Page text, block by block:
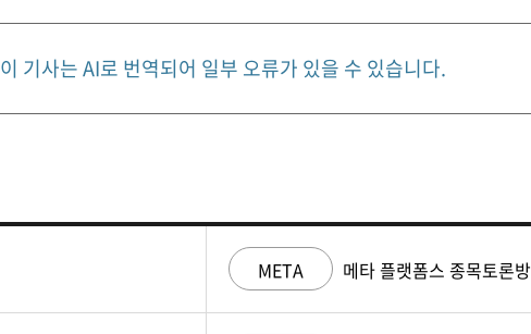
이 기사는 AI로 번역되어 일부 오류가 있을 수 있습니다.
META 메타 플랫폼스 종목토론방